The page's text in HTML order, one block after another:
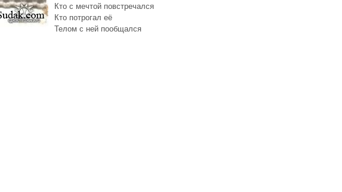
Кто с мечтой повстречался
Кто потрогал её
Телом с ней пообщался